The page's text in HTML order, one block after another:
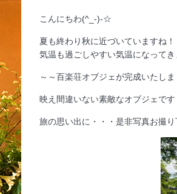
こんにちわ(^_-)-☆
夏も終わり秋に近づいていますね！
気温も過ごしやすい気温になって
～～百楽荘オブジェが完成いたし
映え間違いない素敵なオブジェです
旅の思い出に・・・是非写真お撮